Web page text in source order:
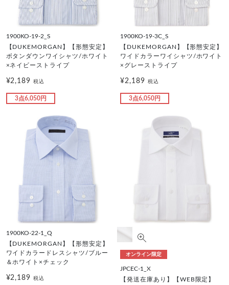
1900KO-19-2_S
【DUKEMORGAN】【形態安定】
ボタンダウンワイシャツ/ホワイト
×ネイビーストライプ
¥2,189税込
3点6,050円
1900KO-19-3C_S
【DUKEMORGAN】【形態安定】
ワイドカラーワイシャツ/ホワイト
×グレーストライプ
¥2,189 税込
3点6,050円
1900KO-22-1_Q
【DUKEMORGAN】【形態安定】
ワイドカラードレスシャツ/ブルー
＆ホワイト×チェック
¥2,189税込
オンライン限定
JPCEC-1_X
【発送在庫あり】【WEB限定】